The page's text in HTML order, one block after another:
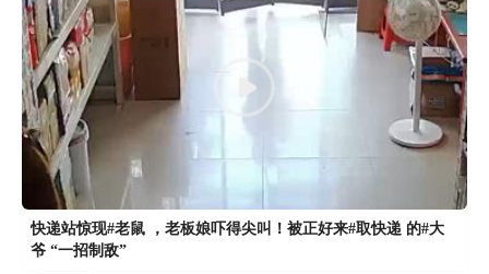
快递站惊现#老鼠 ，老板娘吓得尖叫！被正好来#取快递 的#大
爷 “一招制敌”